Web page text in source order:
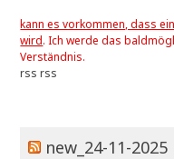
kann es vorkommen, dass
wird. Ich werde das
Verständnis.
rss rss
new_24-11-2025